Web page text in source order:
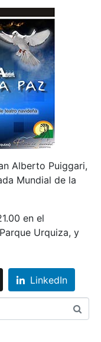
Alberto Puiggari,
Mundial de la
en el
Urquiza, y
LinkedIn